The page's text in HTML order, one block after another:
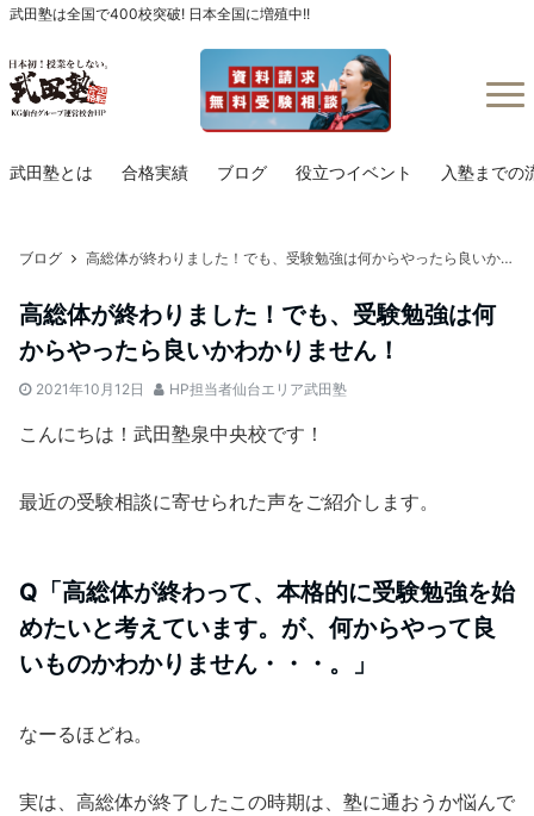
武田塾は全国で400校突破! 日本全国に増殖中!!
武田塾とは 合格実績 ブログ 役立つイベント 入塾までの
ブログ 高総体が終わりました！でも、受験勉強は何からやったら良いかわかりません！
高総体が終わりました！でも、受験勉強は何
からやったら良いかわかりません！
2021年10月12日 HP担当者仙台エリア武田塾
こんにちは！武田塾泉中央校です！
最近の受験相談に寄せられた声をご紹介します。
Q「高総体が終わって、本格的に受験勉強を始
めたいと考えています。が、何からやって良
いものかわかりません・・・。」
なーるほどね。
実は、高総体が終了したこの時期は、塾に通おうか悩んで